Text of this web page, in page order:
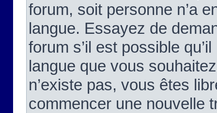
forum, soit personne n’a
langue. Essayez de
forum s’il est possible
langue que vous
n’existe pas, vous êtes
commencer une nouvelle